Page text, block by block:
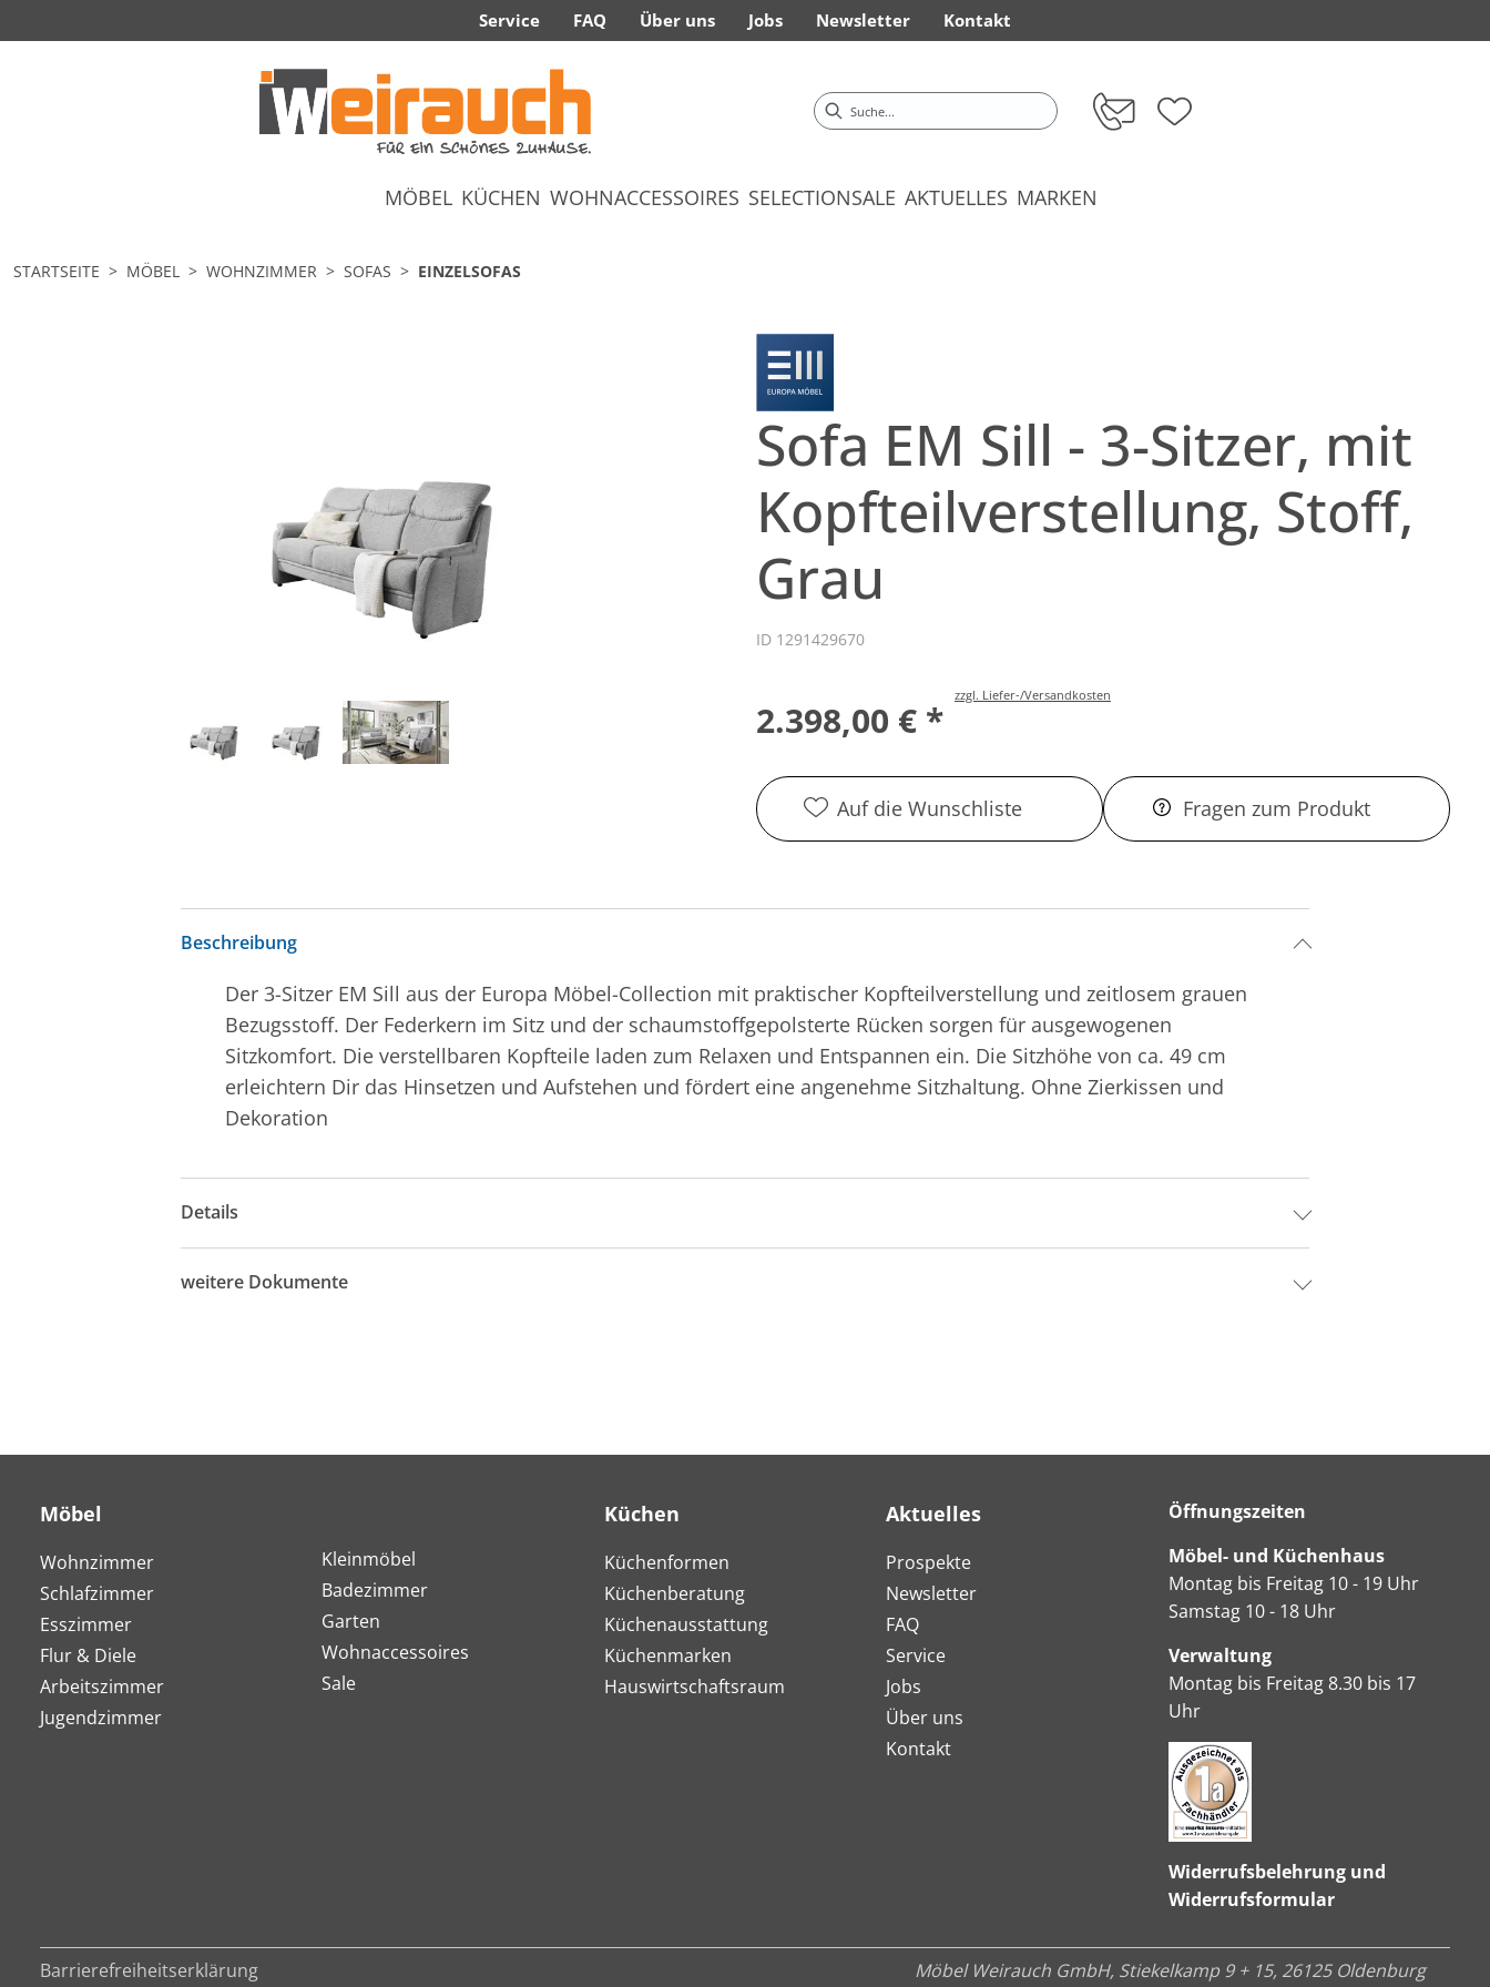
Service FAQ Über uns Jobs Newsletter Kontakt
MÖBEL KÜCHEN WOHNACCESSOIRES SELECTIONSALE AKTUELLES MARKEN
STARTSEITE MÖBEL WOHNZIMMER SOFAS EINZELSOFAS
Sofa EM Sill - 3-Sitzer, mit
Kopfteilverstellung, Stoff,
Grau
ID 1291429670
2.398,00 € *
zzgl. Liefer-/Versandkosten
Auf die Wunschliste Fragen zum Produkt
Beschreibung
Der 3-Sitzer EM Sill aus der Europa Möbel-Collection mit praktischer Kopfteilverstellung und zeitlosem grauen
Bezugsstoff. Der Federkern im Sitz und der schaumstoffgepolsterte Rücken sorgen für ausgewogenen
Sitzkomfort. Die verstellbaren Kopfteile laden zum Relaxen und Entspannen ein. Die Sitzhöhe von ca. 49 cm
erleichtern Dir das Hinsetzen und Aufstehen und fördert eine angenehme Sitzhaltung. Ohne Zierkissen und
Dekoration
Details
weitere Dokumente
Möbel
Wohnzimmer
Schlafzimmer
Esszimmer
Flur & Diele
Arbeitszimmer
Jugendzimmer
Kleinmöbel
Badezimmer
Garten
Wohnaccessoires
Sale
Küchen
Küchenformen
Küchenberatung
Küchenausstattung
Küchenmarken
Hauswirtschaftsraum
Aktuelles
Prospekte
Newsletter
FAQ
Service
Jobs
Über uns
Kontakt
Öffnungszeiten
Möbel- und Küchenhaus
Montag bis Freitag 10 - 19 Uhr
Samstag 10 - 18 Uhr
Verwaltung
Montag bis Freitag 8.30 bis 17
Uhr
Widerrufsbelehrung und
Widerrufsformular
Barrierefreiheitserklärung Möbel Weirauch GmbH, Stiekelkamp 9 + 15, 26125 Oldenburg